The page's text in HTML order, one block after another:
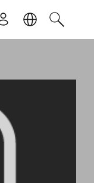
SPRACHESUCHEN